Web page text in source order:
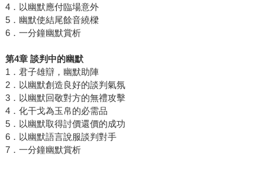
4．以幽默應付臨場意外
5．幽默使結尾餘音繞樑
6．一分鐘幽默賞析
第4章 談判中的幽默
1．君子雄辯，幽默助陣
2．以幽默創造良好的談判氣氛
3．以幽默回敬對方的無禮攻擊
4．化干戈為玉帛的必需品
5．以幽默取得討價還價的成功
6．以幽默語言說服談判對手
7．一分鐘幽默賞析